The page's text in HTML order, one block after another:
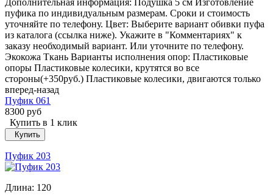
пуфика по индивидуальным размерам. Сроки и стоимость
уточняйте по телефону. Цвет: Выберите вариант обивки пуфа
из каталога (ссылка ниже). Укажите в "Комментариях" к
заказу необходимый вариант. Или уточните по телефону.
Экокожа Ткань Варианты исполнения опор: Пластиковые
опоры Пластиковые колесики, крутятся во все
стороны(+350руб.) Пластиковые колесики, двигаются только
вперед-назад
Пуфик 061
8300 руб
Купить в 1 клик
Купить
Пуфик 203
Длина: 120